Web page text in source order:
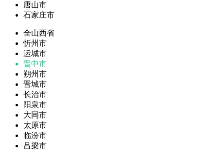
唐山市
石家庄市
全山西省
忻州市
运城市
晋中市
朔州市
晋城市
长治市
阳泉市
大同市
太原市
临汾市
吕梁市